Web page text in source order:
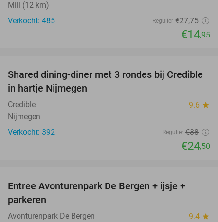
Mill (12 km)
Verkocht: 485
Regulier €27,75
€14,95
36%
Shared dining-diner met 3 rondes bij Credible
in hartje Nijmegen
Credible 9.6 star
Nijmegen
Verkocht: 392
Regulier €38
€24,50
Entree Avonturenpark De Bergen + ijsje +
parkeren
Avonturenpark De Bergen 9.4 star